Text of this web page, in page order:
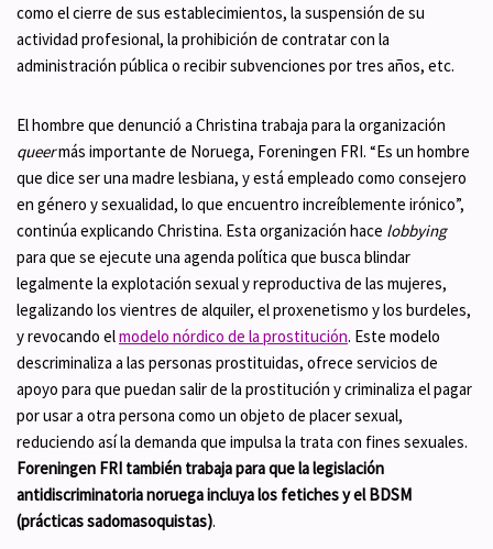
como el cierre de sus establecimientos, la suspensión de su
actividad profesional, la prohibición de contratar con la
administración pública o recibir subvenciones por tres años, etc.
El hombre que denunció a Christina trabaja para la organización
queermás importante de Noruega, Foreningen FRI. “Es un hombre
que dice ser una madre lesbiana, y está empleado como consejero
en género y sexualidad, lo que encuentro increíblemente irónico”,
continúa explicando Christina. Esta organización hace lobbying
para que se ejecute una agenda política que busca blindar
legalmente la explotación sexual y reproductiva de las mujeres,
legalizando los vientres de alquiler, el proxenetismo y los burdeles,
y revocando elmodelo nórdico de la prostitución. Este modelo
descriminaliza a las personas prostituidas, ofrece servicios de
apoyo para que puedan salir de la prostitución y criminaliza el pagar
por usar a otra persona como un objeto de placer sexual,
reduciendo así la demanda que impulsa la trata con fines sexuales.
Foreningen FRI también trabaja para que la legislación
antidiscriminatoria noruega incluya los fetiches y el BDSM
(prácticas sadomasoquistas).